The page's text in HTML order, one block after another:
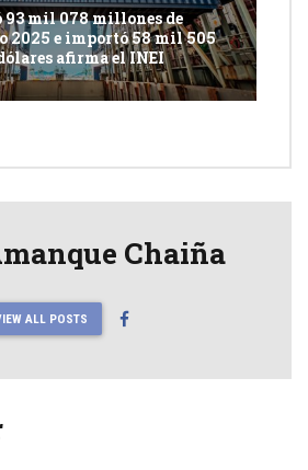
93 mil 078 millones de
2025 e importó 58 mil 505
afirma el INEI
Chaiña
ALL POSTS